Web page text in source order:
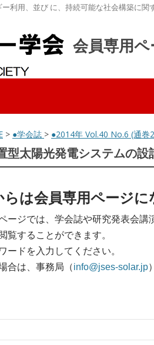
利用、並び に、持続可能な社会構築に
会員専用ペ
> ●学会誌 > ●2014年 Vol.40 No.6 (通巻
型太陽光発電システムの設
らは会員専用ページに
ージでは、学会誌や研究発表会講
覧することができます。
ードを入力してください。
合は、事務局（info@jses-solar.jp